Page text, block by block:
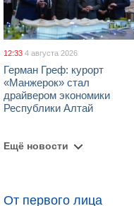
12:33 4 августа 2026
Герман Греф: курорт
«Манжерок» стал
драйвером экономики
Республики Алтай
Ещё новости
От первого лица